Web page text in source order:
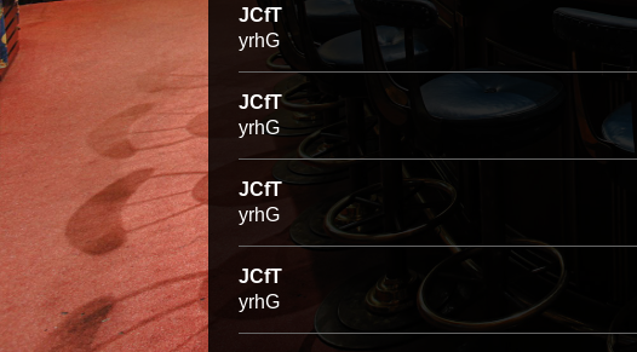
JCfT
yrhG
JCfT
yrhG
JCfT
yrhG
JCfT
yrhG